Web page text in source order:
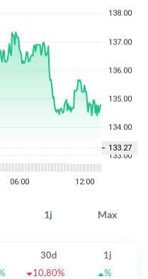
1j Max
30d
1j
10,80% %